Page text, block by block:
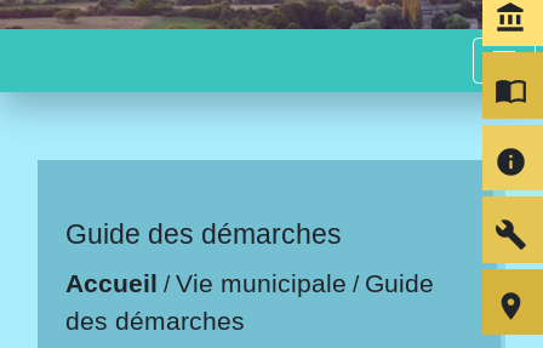
menu
Guide des démarches
Accueil /Vie municipale / Guide
des démarches
account_balance
import_contacts
info
build
room